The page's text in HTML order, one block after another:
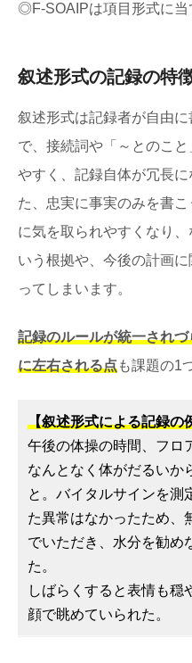
◎F-SOAIPは項目形式に当
叙述形式の記録の特
叙述形式は記録者が自由
で、接続詞や「～とのこ
やすく、記録自体が冗長
た、忠実に事実のみを書
に気を取られやすくなり
いう根拠や、今後の計画
ってしまいます。
記録のルールが統一され
に左右される点も課題の1
【叙述形式による記録の
午後の体操の時間、フロ
なんとなく体がだるいか
と。バイタルサインを測
た異常はなかったため、
でいただき、水分を勧め
た。
しばらくすると表情も穏
顔で眺めていられた。